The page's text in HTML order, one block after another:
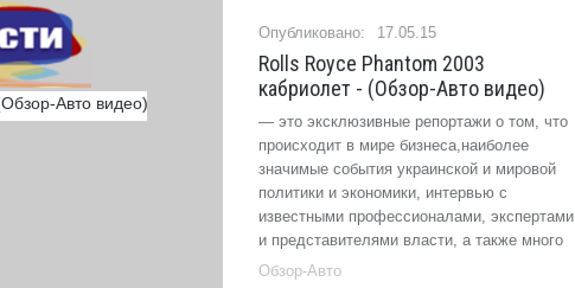
17.05.15
Rolls Royce Phantom 2003
кабриолет - (Обзор-Авто видео)
— это эксклюзивные репортажи о том, что
происходит в мире бизнеса,наиболее
значимые события украинской и мировой
политики и экономики, интервью с
известными профессионалами, экспертами
и представителями власти, а также много
Обзор-Авто